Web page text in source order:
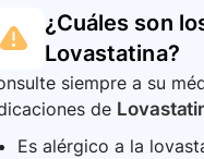
¿Cuáles son
Lovastatina?
siempre a su
de
Es alérgico a la